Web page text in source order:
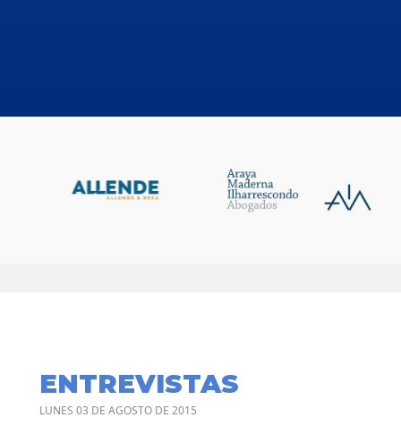
ENTREVISTAS
LUNES 03 DE AGOSTO DE 2015